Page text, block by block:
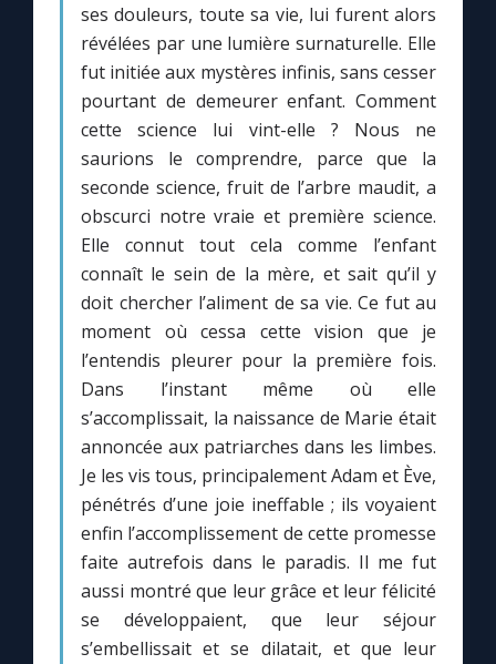
Mes intentions de prière
Une Minute avec Marie
Une neuvaine
À la une
1000 Raisons de Croire
Chapelet pour le monde
Contact
Faire un don
Marie de Nazareth
ses douleurs, toute sa vie, lui furent alors
révélées par une lumière surnaturelle. Elle
fut initiée aux mystères infinis, sans cesser
pourtant de demeurer enfant. Comment
cette science lui vint-elle ? Nous ne
saurions le comprendre, parce que la
seconde science, fruit de l’arbre maudit, a
obscurci notre vraie et première science.
Elle connut tout cela comme l’enfant
connaît le sein de la mère, et sait qu’il y
doit chercher l’aliment de sa vie. Ce fut au
moment où cessa cette vision que je
l’entendis pleurer pour la première fois.
Dans l’instant même où elle
s’accomplissait, la naissance de Marie était
annoncée aux patriarches dans les limbes.
Je les vis tous, principalement Adam et Ève,
pénétrés d’une joie ineffable ; ils voyaient
enfin l’accomplissement de cette promesse
faite autrefois dans le paradis. Il me fut
aussi montré que leur grâce et leur félicité
se développaient, que leur séjour
s’embellissait et se dilatait, et que leur